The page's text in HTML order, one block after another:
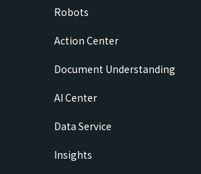
Robots
Action Center
Document Understanding
AI Center
Data Service
Insights